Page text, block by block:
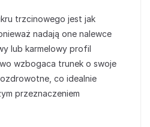
trzcinowego jest jak
nadają one nalewce
lub karmelowy profil
wzbogaca trunek o swoje
co idealnie
przeznaczeniem